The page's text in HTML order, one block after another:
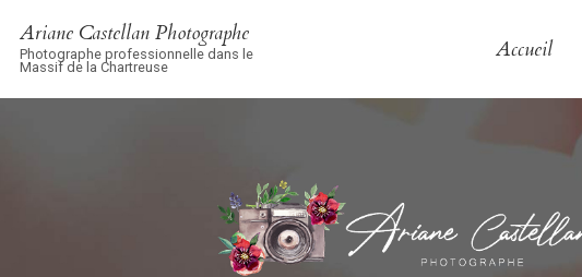
contenu
Ariane Castellan Photographe
Photographe professionnelle dans le
Massif de la Chartreuse
Accueil